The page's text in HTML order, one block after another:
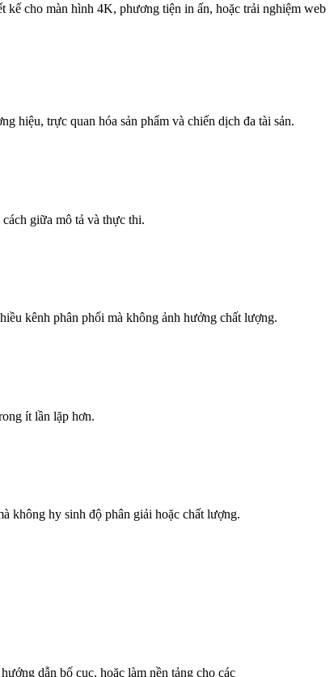
cho màn hình 4K, phương tiện in ấn, hoặc trải nghiệm web
hiệu, trực quan hóa sản phẩm và chiến dịch đa tài sản.
giữa mô tả và thực thi.
kênh phân phối mà không ảnh hưởng chất lượng.
ít lần lặp hơn.
không hy sinh độ phân giải hoặc chất lượng.
dẫn bố cục, hoặc làm nền tảng cho các